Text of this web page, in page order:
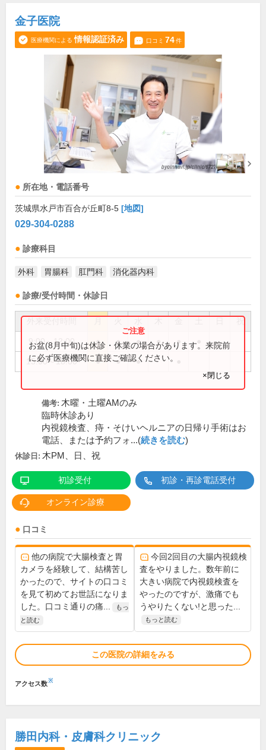
金子医院
医療機関による 情報認証済み 口コミ 74件
所在地・電話番号
茨城県水戸市百合が丘町8-5 [地図]
029-304-0288
診療科目
外科 胃腸科 肛門科 消化器内科
診療/受付時間・休診日
祝
9:00～12:00 ● ● ● ● ●
15:00～18:00 ● ● ●
お盆(8月中旬)は休診・休業の場合があります。来院前
に必ず医療機関に直接ご確認ください。
×閉じる
備考: 木曜・土曜AMのみ
臨時休診あり
内視鏡検査、痔・そけいヘルニアの日帰り手術はお
電話、または予約フォ...(続きを読む)
休診日: 木PM、日、祝
初診受付 初診・再診電話受付
オンライン診療
口コミ
他の病院で大腸検査と胃
カメラを経験して、結構苦し
かったので、サイトの口コミ
を見て初めてお世話になりま
した。口コミ通りの痛...
もっ
と読む
今回2回目の大腸内視鏡検
査をやりました。数年前に
大きい病院で内視鏡検査を
やったのですが、激痛でも
うやりたくない!と思った...
もっと読む
この医院の詳細をみる
アクセス数※
勝田内科・皮膚科クリニック